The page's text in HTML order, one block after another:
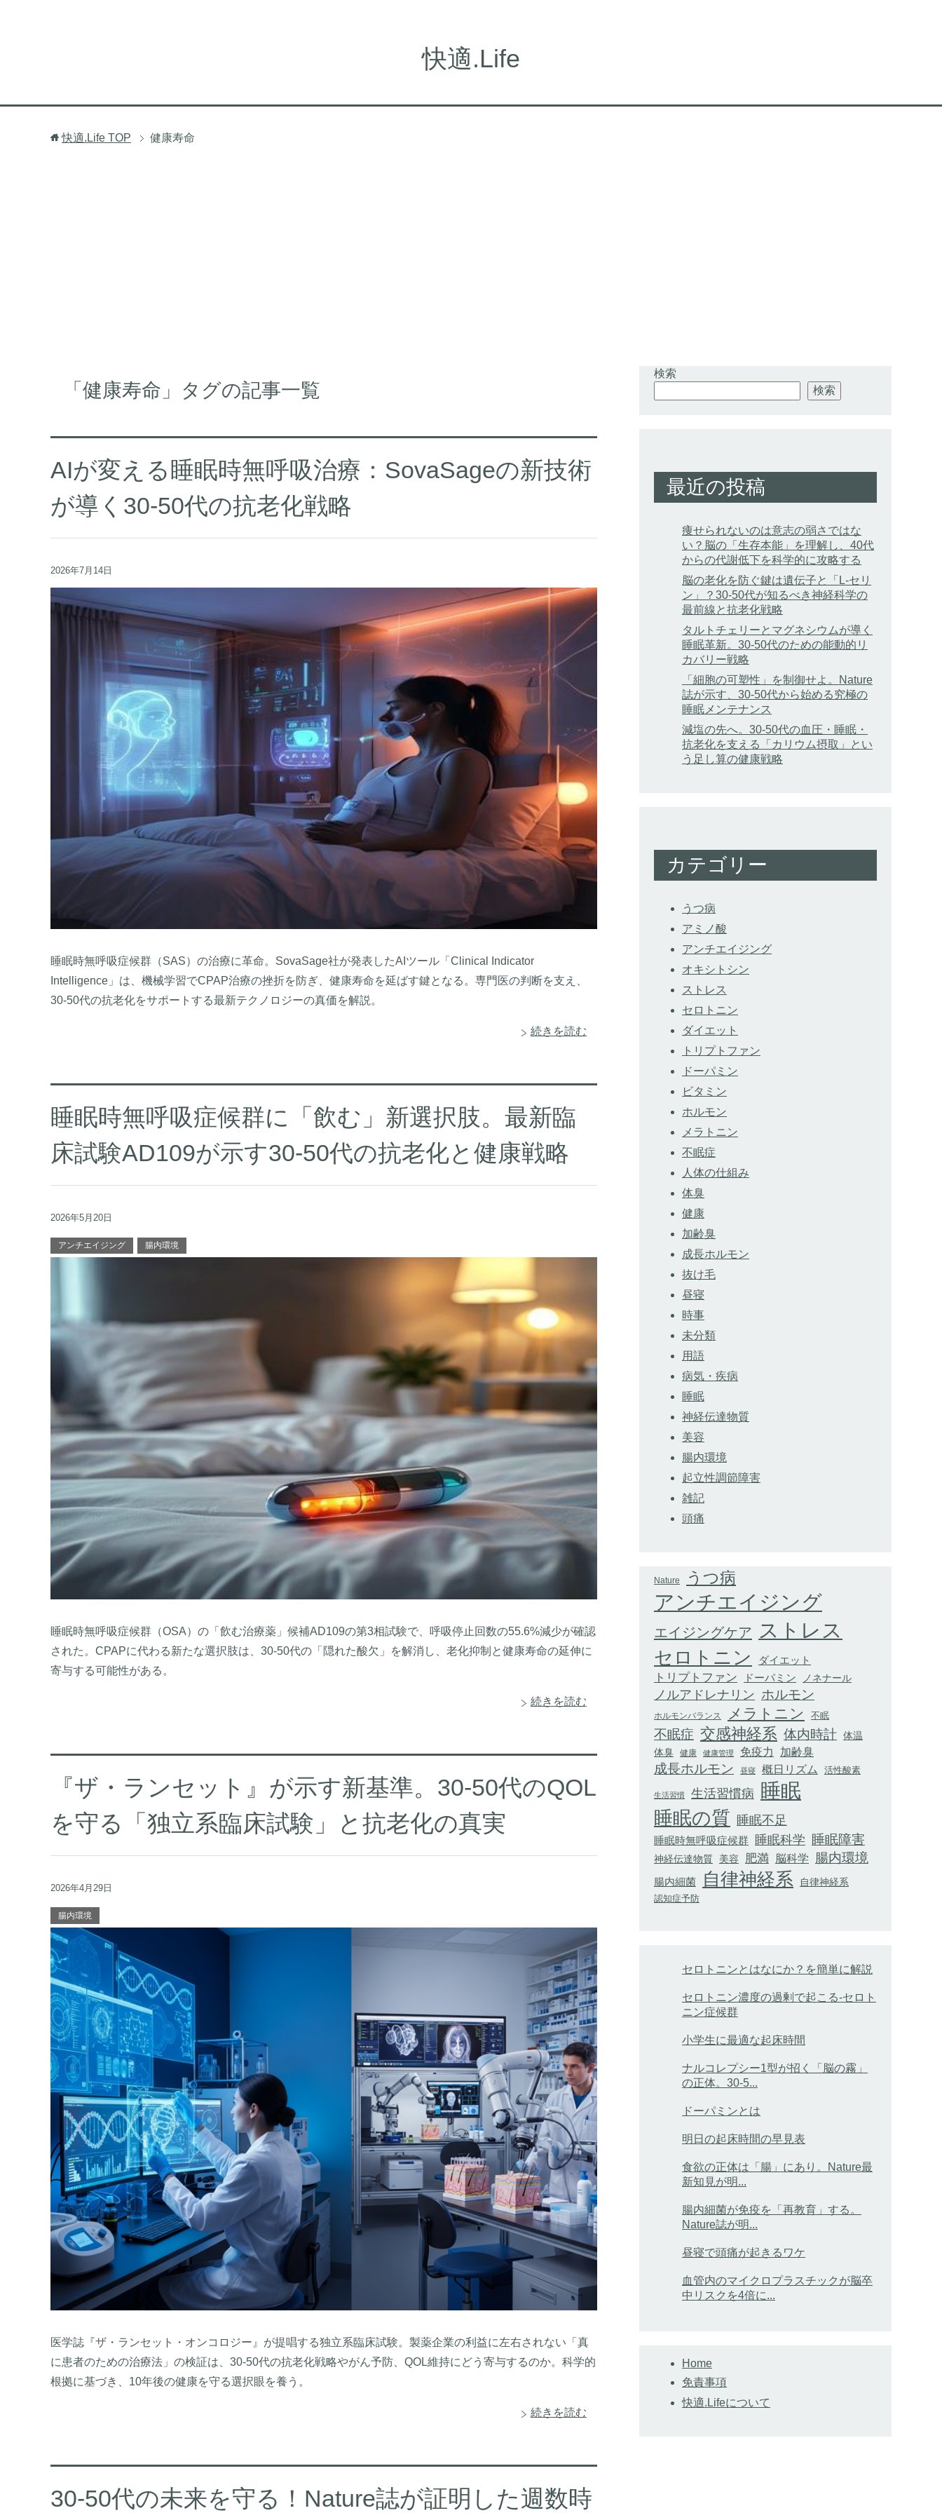
快適.Life
快適.Life TOP 健康寿命
「健康寿命」タグの記事一覧
AIが変える睡眠時無呼吸治療：SovaSageの新技術
が導く30-50代の抗老化戦略
2026年7月14日
睡眠時無呼吸症候群（SAS）の治療に革命。SovaSage社が発表したAIツール「Clinical Indicator
Intelligence」は、機械学習でCPAP治療の挫折を防ぎ、健康寿命を延ばす鍵となる。専門医の判断を支え、
30-50代の抗老化をサポートする最新テクノロジーの真価を解説。
続きを読む
睡眠時無呼吸症候群に「飲む」新選択肢。最新臨
床試験AD109が示す30-50代の抗老化と健康戦略
2026年5月20日
アンチエイジング 腸内環境
睡眠時無呼吸症候群（OSA）の「飲む治療薬」候補AD109の第3相試験で、呼吸停止回数の55.6%減少が確認
された。CPAPに代わる新たな選択肢は、30-50代の「隠れた酸欠」を解消し、老化抑制と健康寿命の延伸に
寄与する可能性がある。
続きを読む
『ザ・ランセット』が示す新基準。30-50代のQOL
を守る「独立系臨床試験」と抗老化の真実
2026年4月29日
腸内環境
医学誌『ザ・ランセット・オンコロジー』が提唱する独立系臨床試験。製薬企業の利益に左右されない「真
に患者のための治療法」の検証は、30-50代の抗老化戦略やがん予防、QOL維持にどう寄与するのか。科学的
根拠に基づき、10年後の健康を守る選択眼を養う。
続きを読む
30-50代の未来を守る！Nature誌が証明した週数時
検索
検索
最近の投稿
痩せられないのは意志の弱さではな
い？脳の「生存本能」を理解し、40代
からの代謝低下を科学的に攻略する
脳の老化を防ぐ鍵は遺伝子と「L-セリ
ン」？30-50代が知るべき神経科学の
最前線と抗老化戦略
タルトチェリーとマグネシウムが導く
睡眠革新。30-50代のための能動的リ
カバリー戦略
「細胞の可塑性」を制御せよ。Nature
誌が示す、30-50代から始める究極の
睡眠メンテナンス
減塩の先へ。30-50代の血圧・睡眠・
抗老化を支える「カリウム摂取」とい
う足し算の健康戦略
カテゴリー
うつ病
アミノ酸
アンチエイジング
オキシトシン
ストレス
セロトニン
ダイエット
トリプトファン
ドーパミン
ビタミン
ホルモン
メラトニン
不眠症
人体の仕組み
体臭
健康
加齢臭
成長ホルモン
抜け毛
昼寝
時事
未分類
用語
病気・疾病
睡眠
神経伝達物質
美容
腸内環境
起立性調節障害
雑記
頭痛
Nature うつ病
アンチエイジング
エイジングケア ストレス
セロトニン ダイエット
トリプトファン ドーパミン ノネナール
ノルアドレナリン ホルモン
ホルモンバランス メラトニン 不眠
不眠症 交感神経系 体内時計 体温
体臭 健康 健康管理 免疫力 加齢臭
成長ホルモン 昼寝 概日リズム 活性酸素
生活習慣 生活習慣病 睡眠
睡眠の質 睡眠不足
睡眠時無呼吸症候群 睡眠科学 睡眠障害
神経伝達物質 美容 肥満 脳科学 腸内環境
腸内細菌 自律神経系 自律神経系
認知症予防
セロトニンとはなにか？を簡単に解説
セロトニン濃度の過剰で起こる-セロト
ニン症候群
小学生に最適な起床時間
ナルコレプシー1型が招く「脳の霧」
の正体。30-5...
ドーパミンとは
明日の起床時間の早見表
食欲の正体は「腸」にあり。Nature最
新知見が明...
腸内細菌が免疫を「再教育」する。
Nature誌が明...
昼寝で頭痛が起きるワケ
血管内のマイクロプラスチックが脳卒
中リスクを4倍に...
Home
免責事項
快適.Lifeについて